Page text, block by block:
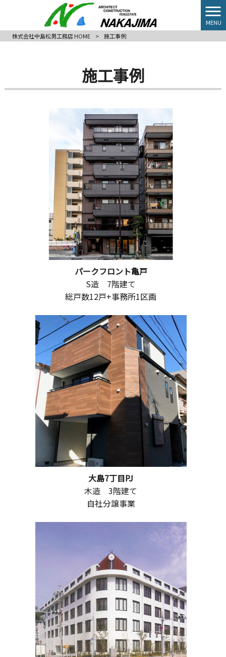
MENU
株式会社中島松男工務店 HOME
> 施工事例
施工事例
パークフロント亀戸
S造 7階建て
総戸数12戸+事務所1区画
大島7丁目PJ
木造 3階建て
自社分譲事業